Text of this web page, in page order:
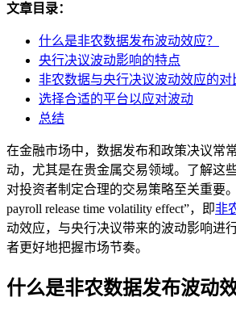
文章目录：
什么是非农数据发布波动效应？
央行决议波动影响的特点
非农数据与央行决议波动效应的对
选择合适的平台以应对波动
总结
在金融市场中，数据发布和政策决议常
动，尤其是在贵金属交易领域。了解这
对投资者制定合理的交易策略至关重要
payroll release time volatility effect”，即非
动效应，与央行决议带来的波动影响进
者更好地把握市场节奏。
什么是非农数据发布波动效